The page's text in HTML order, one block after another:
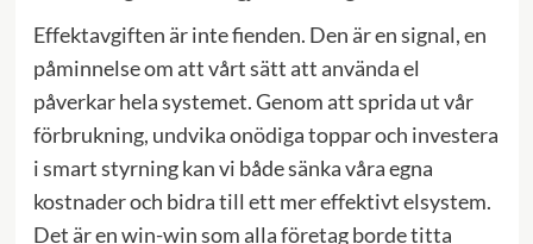
Effektavgiften är inte fienden. Den är en signal, en
påminnelse om att vårt sätt att använda el
påverkar hela systemet. Genom att sprida ut vår
förbrukning, undvika onödiga toppar och investera
i smart styrning kan vi både sänka våra egna
kostnader och bidra till ett mer effektivt elsystem.
Det är en win-win som alla företag borde titta